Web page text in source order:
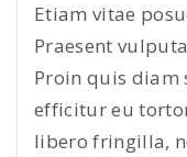
Etiam vitae
Praesent
Proin quis diam
efficitur eu
libero fringilla,